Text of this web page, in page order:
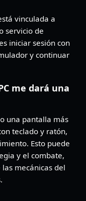
vinculada a
servicio de
iniciar sesión con
y continuar
me dará una
una pantalla más
teclado y ratón,
Esto puede
y el combate,
mecánicas del